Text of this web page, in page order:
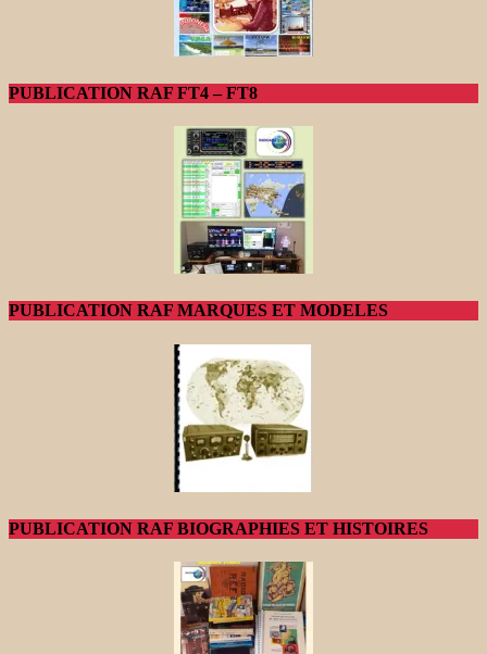
PUBLICATION RAF FT4 – FT8
PUBLICATION RAF MARQUES ET MODELES
PUBLICATION RAF BIOGRAPHIES ET HISTOIRES